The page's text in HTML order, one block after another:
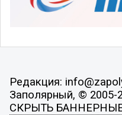
Редакция:
Заполярный, © 2005-
СКРЫТЬ